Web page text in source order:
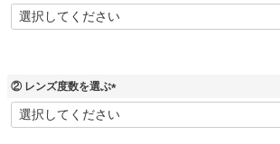
(
② レンズ度数を選ぶ
(
必